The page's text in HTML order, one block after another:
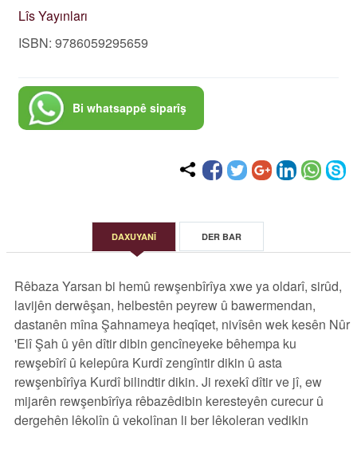
Lîs Yayınları
ISBN: 9786059295659
Bi whatsappê siparîş
DAXUYANÎ DER BAR
Rêbaza Yarsan bi hemû rewşenbîrîya xwe ya oldarî, sirûd,
lavijên derwêşan, helbestên peyrew û bawermendan,
dastanên mîna Şahnameya heqîqet, nivîsên wek kesên Nûr
'Elî Şah û yên dîtir dibin gencîneyeke bêhempa ku
rewşebîrî û kelepûra Kurdî zengîntir dikin û asta
rewşenbîrîya Kurdî bilindtir dikin. Ji rexekî dîtir ve jî, ew
mijarên rewşenbîrîya rêbazêdibin keresteyên curecur û
dergehên lêkolîn û vekolînan li ber lêkoleran vedikin